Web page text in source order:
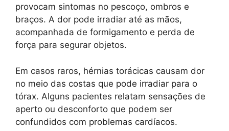
provocam sintomas no pescoço, ombros e
braços. A dor pode irradiar até as mãos,
acompanhada de formigamento e perda de
força para segurar objetos.
Em casos raros, hérnias torácicas causam dor
no meio das costas que pode irradiar para o
tórax. Alguns pacientes relatam sensações de
aperto ou desconforto que podem ser
confundidos com problemas cardíacos.